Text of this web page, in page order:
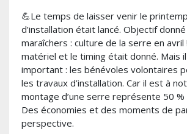
💪Le temps de laisser venir le
d’installation était lancé. Objectif
maraîchers : culture de la serre en avril
matériel et le timing était donné. Mais
important : les bénévoles volontaires
les travaux d’installation. Car il est à
montage d’une serre représente 50 %
Des économies et des moments de
perspective.